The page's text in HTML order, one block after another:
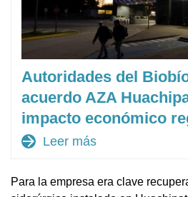
Autoridades del
acuerdo AZA
impacto económico
arrow_forward Leer más
Para la empresa era clave